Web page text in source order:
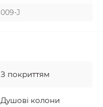
009-J
З покриттям
Душові колони